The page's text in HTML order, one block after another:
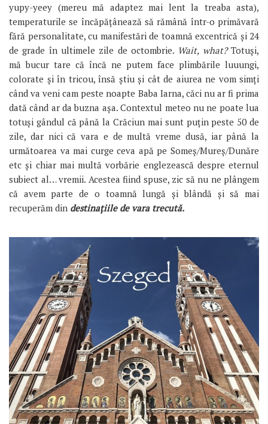
yupy-yeey (mereu mă adaptez mai lent la treaba asta),
temperaturile se încăpățânează să rămână într-o primăvară
fără personalitate, cu manifestări de toamnă excentrică și 24
de grade în ultimele zile de octombrie. Wait, what?Totuși,
mă bucur tare că încă ne putem face plimbările luuungi,
colorate și în tricou, însă știu și cât de aiurea ne vom simți
când va veni cam peste noapte Baba Iarna, căci nu ar fi prima
dată când ar da buzna așa. Contextul meteo nu ne poate lua
totuși gândul că până la Crăciun mai sunt puțin peste 50 de
zile, dar nici că vara e de multă vreme dusă, iar până la
următoarea va mai curge ceva apă pe Someș/Mureș/Dunăre
etc și chiar mai multă vorbărie englezească despre eternul
subiect al… vremii. Acestea fiind spuse, zic să nu ne plângem
că avem parte de o toamnă lungă și blândă și să mai
recuperăm din destinațiile de vara trecută.